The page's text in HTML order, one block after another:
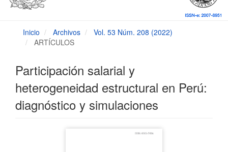
Inicio Archivos
Vol. 53 Núm. 208 (2022)
ARTÍCULOS
Participación salarial y
heterogeneidad estructural en Perú:
diagnóstico y simulaciones